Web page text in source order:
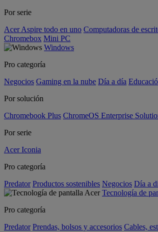
Por serie
Acer Aspire todo en uno Computadoras de
Chromebox Mini PC
Windows
Pro categoría
Negocios Gaming en la nube Día a día
Por solución
Chromebook Plus ChromeOS Enterprise
Por serie
Acer Iconia
Pro categoría
Predator Productos sostenibles Negocios Día a
Tecnología de
Pro categoría
Predator Prendas, bolsos y accesorios Cables,